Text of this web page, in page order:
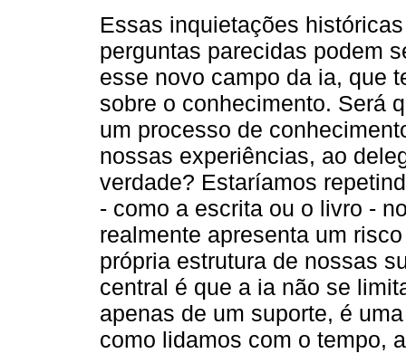
Essas inquietações
perguntas parecidas podem
esse novo campo da ia, que
sobre o conhecimento. Será
um processo de
nossas experiências, ao
verdade? Estaríamos
- como a escrita ou o livro -
realmente apresenta um
própria estrutura de nossas
central é que a ia não se
apenas de um suporte, é
como lidamos com o tempo,